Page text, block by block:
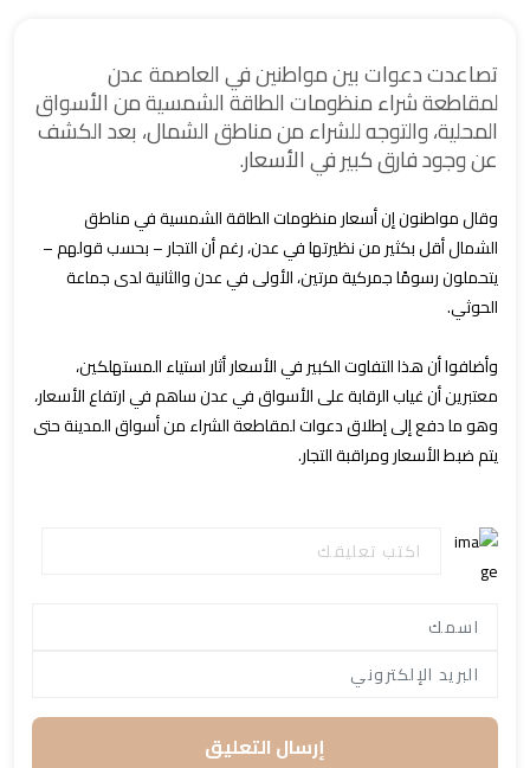
تصاعدت دعوات بين مواطنين في العاصمة عدن
لمقاطعة شراء منظومات الطاقة الشمسية من الأسواق
المحلية، والتوجه للشراء من مناطق الشمال، بعد الكشف
عن وجود فارق كبير في الأسعار.
وقال مواطنون إن أسعار منظومات الطاقة الشمسية في مناطق
الشمال أقل بكثير من نظيرتها في عدن، رغم أن التجار – بحسب قولهم –
يتحملون رسومًا جمركية مرتين، الأولى في عدن والثانية لدى جماعة
الحوثي.
وأضافوا أن هذا التفاوت الكبير في الأسعار أثار استياء المستهلكين،
معتبرين أن غياب الرقابة على الأسواق في عدن ساهم في ارتفاع الأسعار،
وهو ما دفع إلى إطلاق دعوات لمقاطعة الشراء من أسواق المدينة حتى
يتم ضبط الأسعار ومراقبة التجار.
إرسال التعليق